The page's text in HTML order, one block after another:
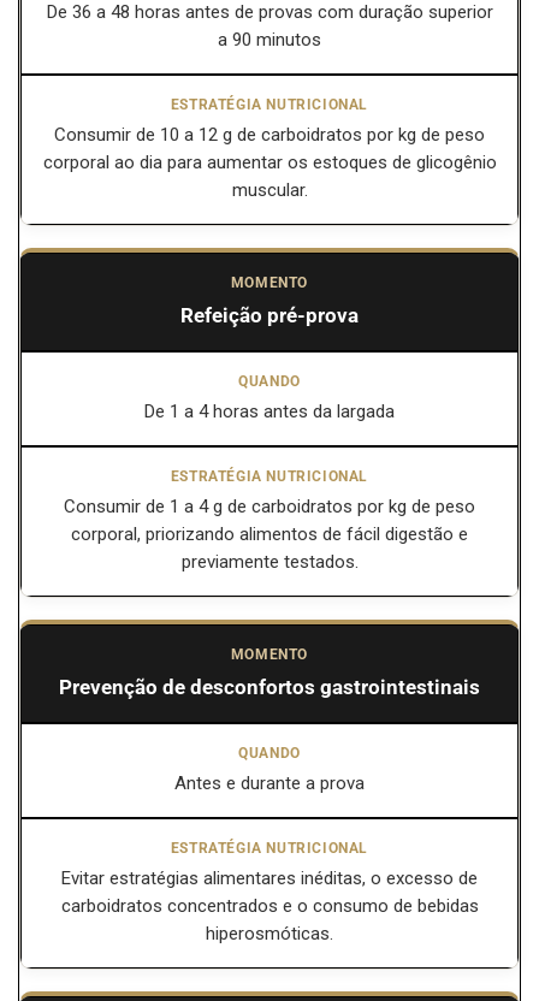
Estratégia nutricional
De 36 a 48 horas antes de provas com duração superior
a 90 minutos
Consumir de 10 a 12 g de carboidratos por kg de peso
corporal ao dia para aumentar os estoques de glicogênio
muscular.
Refeição pré-prova
De 1 a 4 horas antes da largada
Consumir de 1 a 4 g de carboidratos por kg de peso
corporal, priorizando alimentos de fácil digestão e
previamente testados.
Prevenção de desconfortos gastrointestinais
Antes e durante a prova
Evitar estratégias alimentares inéditas, o excesso de
carboidratos concentrados e o consumo de bebidas
hiperosmóticas.